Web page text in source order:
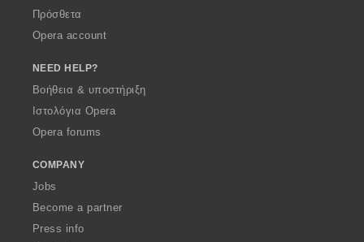
Πρόσθετα
Opera account
NEED HELP?
Βοήθεια & υποστήριξη
Ιστολόγια Opera
Opera forums
COMPANY
Jobs
Become a partner
Press info